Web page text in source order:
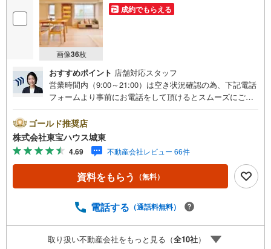
画像36枚
成約でもらえる
おすすめポイント 店舗対応スタッフ
営業時間内（9:00～21:00）は空き状況確認の為、下記電話
フォームより事前にお電話をして頂けるとスムーズにご案
カレンダーの作成▽ご購入後もお客様の人生のパートナー
として暮らしの「安心」を守り続けます。【Yahoo！ 不動
産キャンペーン対象店舗】当店で物件を成約するとPayPay
ボーナスライトがもらえる「Yahoo！ 不動産 物件ご成約キ
ャンペーン」の対象になります。「資料をもらう」「見学
予約をする」ボタンからお問い合わせください。※必ずYah
スライトは出金と譲渡はできません。ご案内・詳細な資料
（諸費用もOK）お気軽にお問い合わせください。
ゴールド推奨店
株式会社東宝ハウス城東
4.69 不動産会社レビュー 66件
資料をもらう （無料）
電話する （通話料無料）
取り扱い不動産会社をもっと見る（全10社）